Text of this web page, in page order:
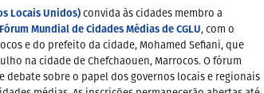
Locais Unidos) convida às cidades membro a
Fórum Mundial de Cidades Médias de CGLU, com o
e do prefeito da cidade, Mohamed Sefiani, que
na cidade de Chefchaouen, Marrocos. O fórum
debate sobre o papel dos governos locais e regionais